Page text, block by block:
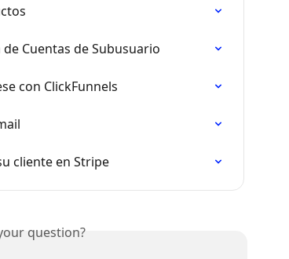
Cuentas de Subusuario
con ClickFunnels
cliente en Stripe
question?